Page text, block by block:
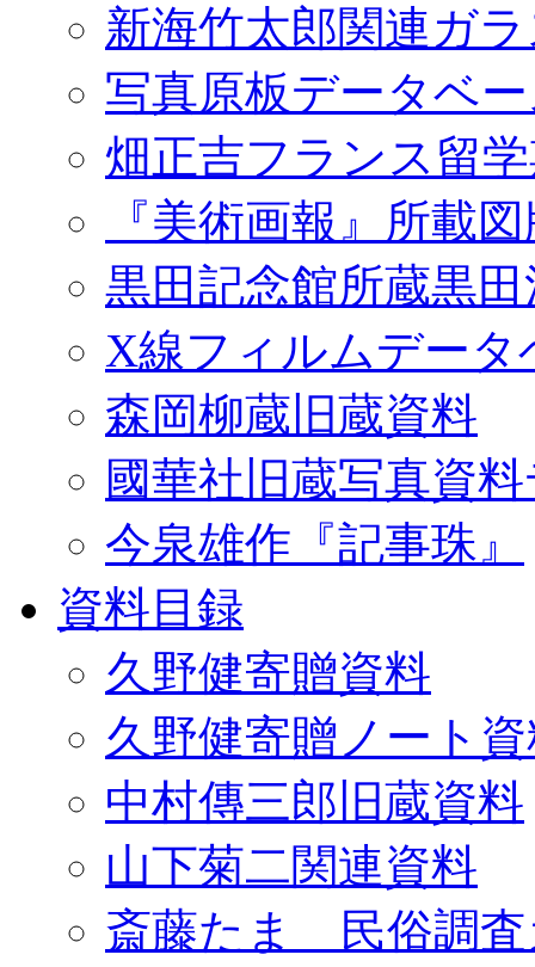
新海竹太郎関連ガ
写真原板データベ
畑正吉フランス留
『美術画報』所載
黒田記念館所蔵黒
X線フィルムデータ
森岡柳蔵旧蔵資料
國華社旧蔵写真資
今泉雄作『記事珠』
資料目録
久野健寄贈資料
久野健寄贈ノート
中村傳三郎旧蔵資料
山下菊二関連資料
斎藤たま 民俗調査